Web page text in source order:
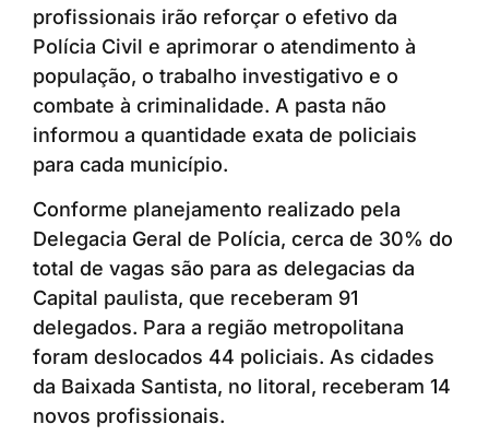
profissionais irão reforçar o efetivo da
Polícia Civil e aprimorar o atendimento à
população, o trabalho investigativo e o
combate à criminalidade. A pasta não
informou a quantidade exata de policiais
para cada município.
Conforme planejamento realizado pela
Delegacia Geral de Polícia, cerca de 30% do
total de vagas são para as delegacias da
Capital paulista, que receberam 91
delegados. Para a região metropolitana
foram deslocados 44 policiais. As cidades
da Baixada Santista, no litoral, receberam 14
novos profissionais.